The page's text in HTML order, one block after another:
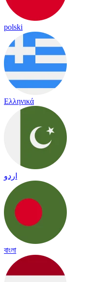
polski
Ελληνικά
اردو
বাংলা